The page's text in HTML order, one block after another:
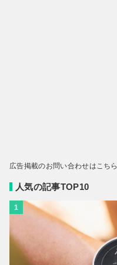
広告掲載のお問い合わせはこちら
人気の記事TOP10
1